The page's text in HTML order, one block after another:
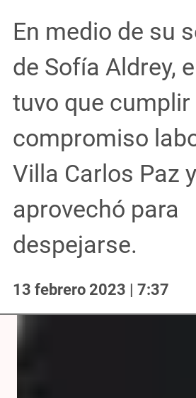
En medio de su
de Sofía Aldrey,
tuvo que cumplir
compromiso
Villa Carlos Paz
aprovechó para
despejarse.
13 febrero 2023 | 7:37